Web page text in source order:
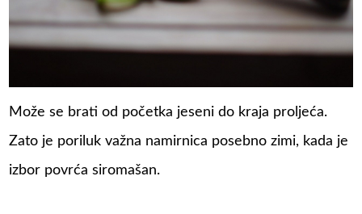
Može se brati od početka jeseni do kraja proljeća.
Zato je poriluk važna namirnica posebno zimi, kada je
izbor povrća siromašan.